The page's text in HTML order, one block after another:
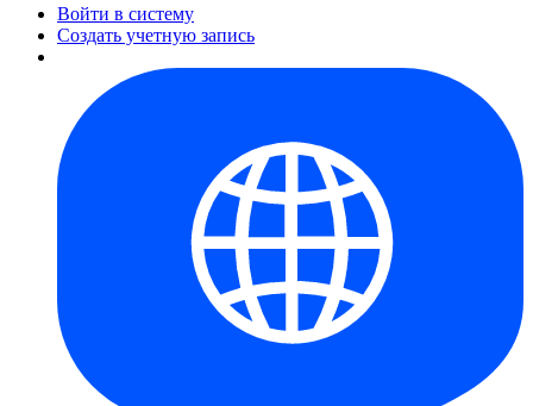
Войти в систему
Создать учетную запись